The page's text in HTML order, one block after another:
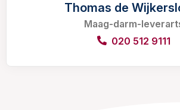
Thomas de
Maag-darm-
020 512 9111